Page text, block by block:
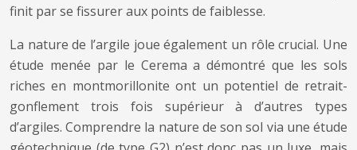
finit par se fissurer aux points de faiblesse.
La nature de l’argile joue également un rôle crucial. Une
étude menée par le Cerema a démontré que les sols
riches en montmorillonite ont un potentiel de retrait-
gonflement trois fois supérieur à d’autres types
d’argiles. Comprendre la nature de son sol via une étude